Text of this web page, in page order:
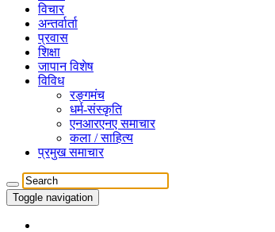
विचार
अन्तर्वार्ता
प्रवास
शिक्षा
जापान विशेष
विविध
रङ्गमंच
धर्म-संस्कृति
एनआरएनए समाचार
कला / साहित्य
प्रमुख समाचार
Toggle navigation